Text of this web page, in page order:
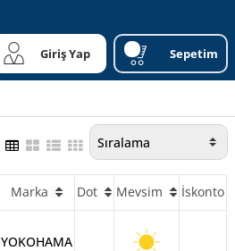
Giriş Yap Sepetim
Marka Dot Mevsim İskonto
YOKOHAMA